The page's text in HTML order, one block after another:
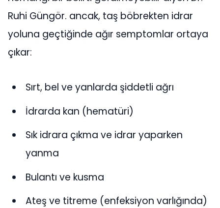
Ruhi Güngör. ancak, taş böbrekten idrar
yoluna geçtiğinde ağır semptomlar ortaya
çıkar:
Sırt, bel ve yanlarda şiddetli ağrı
İdrarda kan (hematüri)
Sık idrara çıkma ve idrar yaparken
yanma
Bulantı ve kusma
Ateş ve titreme (enfeksiyon varlığında)